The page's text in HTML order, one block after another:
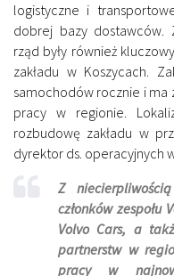
logistyczne i
dobrej bazy dostawców.
rząd były również
zakładu w Koszycach.
samochodów rocznie i ma
pracy w regionie.
rozbudowę zakładu w
dyrektor ds. operacyjnych
Z
członków
Volvo Cars, a
partnerstw w
pracy w